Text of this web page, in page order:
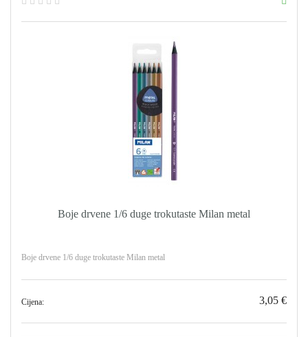
Boje drvene 1/6 duge trokutaste Milan metal
Boje drvene 1/6 duge trokutaste Milan metal
Cijena: 3,05 €